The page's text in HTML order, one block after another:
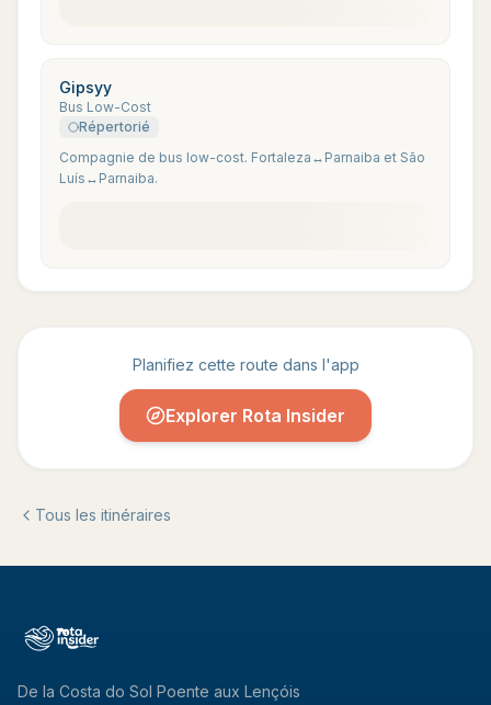
Gipsyy
Bus Low-Cost
Répertorié
Compagnie de bus low-cost. Fortaleza↔Parnaiba et São
Luís↔Parnaiba.
Planifiez cette route dans l'app
Explorer Rota Insider
Tous les itinéraires
De la Costa do Sol Poente aux Lençóis